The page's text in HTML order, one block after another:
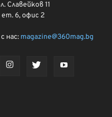
Славейков 11
ет. 6, офис 2
нас: magazine@360mag.bg